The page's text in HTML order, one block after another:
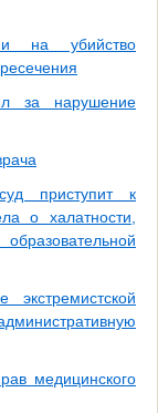
на убийство
за нарушение
приступит к
о халатности,
экстремистской
медицинского